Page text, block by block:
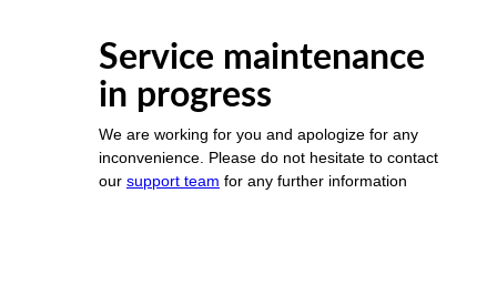
Service maintenance
in progress
We are working for you and apologize for any
inconvenience. Please do not hesitate to contact
our support team for any further information